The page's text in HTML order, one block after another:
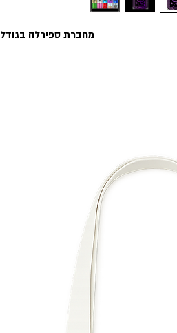
מחברת ספירלה בגודל A5 ״סבתא?״